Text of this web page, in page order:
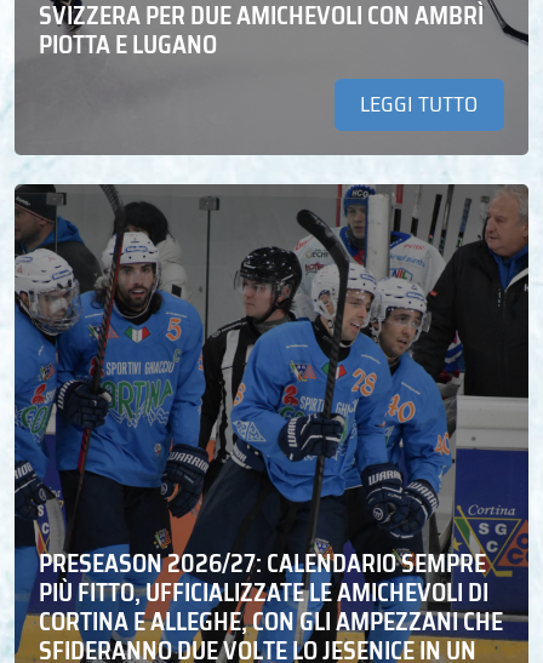
SVIZZERA PER DUE AMICHEVOLI CON AMBRÌ
PIOTTA E LUGANO
LEGGI TUTTO
PRESEASON 2026/27: CALENDARIO SEMPRE
PIÙ FITTO, UFFICIALIZZATE LE AMICHEVOLI DI
CORTINA E ALLEGHE, CON GLI AMPEZZANI CHE
SFIDERANNO DUE VOLTE LO JESENICE IN UN